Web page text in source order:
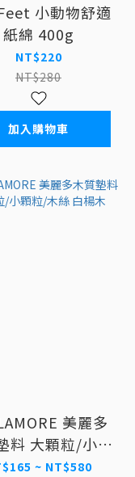
小動物舒適
紙綿 400g
NT$220
NT$280
加入購物車
美麗多
料 大顆粒/小顆
木絲 白楊木
~ NT$580